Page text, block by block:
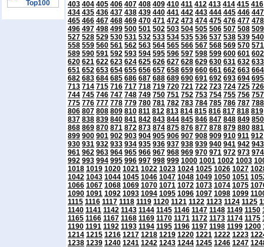
403 404 405 406 407 408 409 410 411 412 413 414 415 416
434 435 436 437 438 439 440 441 442 443 444 445 446 447
465 466 467 468 469 470 471 472 473 474 475 476 477 478
496 497 498 499 500 501 502 503 504 505 506 507 508 509
527 528 529 530 531 532 533 534 535 536 537 538 539 540
558 559 560 561 562 563 564 565 566 567 568 569 570 571
589 590 591 592 593 594 595 596 597 598 599 600 601 602
620 621 622 623 624 625 626 627 628 629 630 631 632 633
651 652 653 654 655 656 657 658 659 660 661 662 663 664
682 683 684 685 686 687 688 689 690 691 692 693 694 695
713 714 715 716 717 718 719 720 721 722 723 724 725 726
744 745 746 747 748 749 750 751 752 753 754 755 756 757
775 776 777 778 779 780 781 782 783 784 785 786 787 788
806 807 808 809 810 811 812 813 814 815 816 817 818 819
837 838 839 840 841 842 843 844 845 846 847 848 849 850
868 869 870 871 872 873 874 875 876 877 878 879 880 881
899 900 901 902 903 904 905 906 907 908 909 910 911 912
930 931 932 933 934 935 936 937 938 939 940 941 942 943
961 962 963 964 965 966 967 968 969 970 971 972 973 974
992 993 994 995 996 997 998 999 1000 1001 1002 1003
1018 1019 1020 1021 1022 1023 1024 1025 1026 1027
1042 1043 1044 1045 1046 1047 1048 1049 1050 1051
1066 1067 1068 1069 1070 1071 1072 1073 1074 1075
1090 1091 1092 1093 1094 1095 1096 1097 1098 1099
1115 1116 1117 1118 1119 1120 1121 1122 1123 1124 1125
1140 1141 1142 1143 1144 1145 1146 1147 1148 1149 1150
1165 1166 1167 1168 1169 1170 1171 1172 1173 1174 1175
1190 1191 1192 1193 1194 1195 1196 1197 1198 1199 1200
1214 1215 1216 1217 1218 1219 1220 1221 1222 1223
1238 1239 1240 1241 1242 1243 1244 1245 1246 1247